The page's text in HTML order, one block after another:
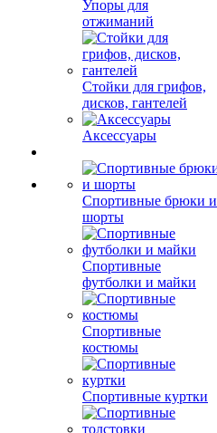
Упоры для
отжиманий
Стойки для грифов,
дисков, гантелей
Аксессуары
Спортивные брюки и
шорты
Спортивные
футболки и майки
Спортивные
костюмы
Спортивные куртки